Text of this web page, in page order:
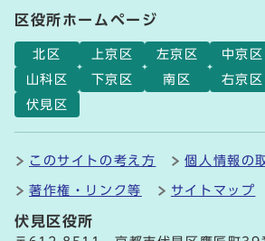
区役所ホームページ
北区 上京区 左京区 中京区
山科区
下京区 南区 右京区
伏見区
このサイトの考え方 個人情報の
著作権・リンク等 サイトマップ
伏見区役所